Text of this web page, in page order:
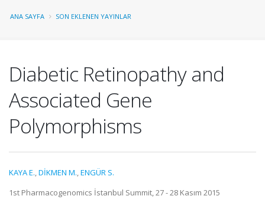
ANA SAYFA SON EKLENEN YAYINLAR
Diabetic Retinopathy and
Associated Gene
Polymorphisms
KAYA E.,DİKMEN M.,ENGÜR S.
1st Pharmacogenomics İstanbul Summit, 27 - 28 Kasım 2015